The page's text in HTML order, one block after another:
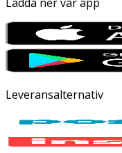
Leveransalternativ